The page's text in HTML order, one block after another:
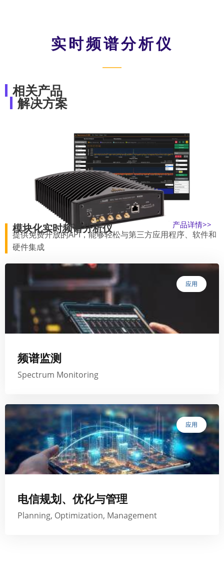
实时频谱分析仪
相关产品
解决方案
产品详情>>
模块化实时频谱分析仪
提供免费开放的API，能够轻松与第三方应用程序、软件和
硬件集成
应用
频谱监测
Spectrum Monitoring
应用
电信规划、优化与管理
Planning, Optimization, Management